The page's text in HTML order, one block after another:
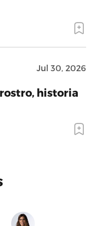
Jul 30, 2026
historia